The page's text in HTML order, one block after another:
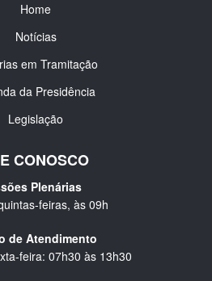
Home
Notícias
em Tramitação
da Presidência
Legislação
CONOSCO
Plenárias
feiras, às 09h
de Atendimento
feira: 07h30 às 13h30